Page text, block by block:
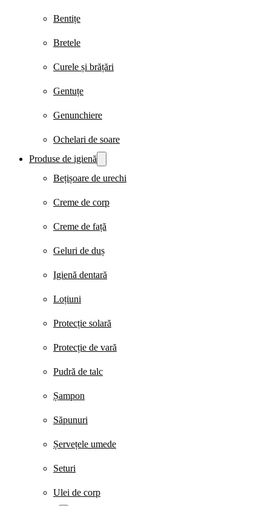
Bentițe
Bretele
Curele și brățări
Gentuțe
Genunchiere
Ochelari de soare
Produse de igienă
Bețișoare de urechi
Creme de corp
Creme de față
Geluri de duș
Igienă dentară
Loțiuni
Protecție solară
Protecție de vară
Pudră de talc
Șampon
Săpunuri
Șervețele umede
Seturi
Ulei de corp